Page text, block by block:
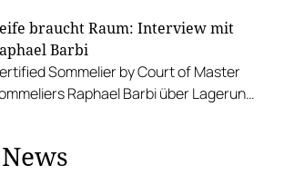
braucht Raum: Interview mit
Barbi
Sommelier by Court of Master
Raphael Barbi über Lagerung,